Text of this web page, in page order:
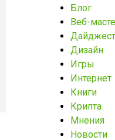
Блог
Веб-
Дайджест
Дизайн
Игры
Интернет
Книги
Крипта
Мнения
Новости